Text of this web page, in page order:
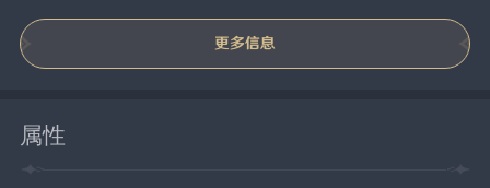
更多信息
属性